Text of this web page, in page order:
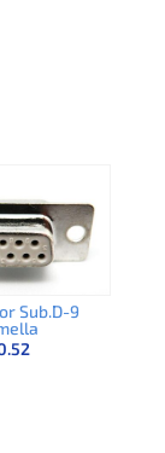
Sub.D-9